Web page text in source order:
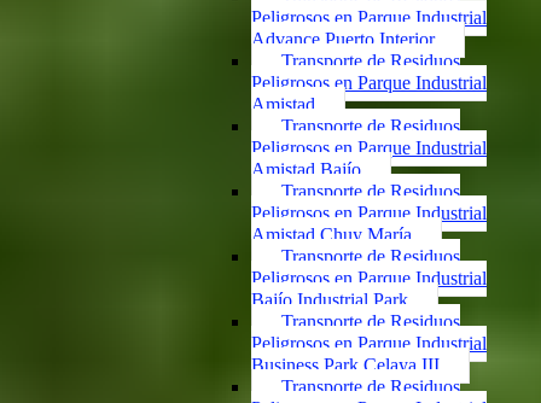
Peligrosos en Parque Industrial
Advance Puerto Interior
Transporte de Residuos
Peligrosos en Parque Industrial
Amistad
Transporte de Residuos
Peligrosos en Parque Industrial
Amistad Bajío
Transporte de Residuos
Peligrosos en Parque Industrial
Amistad Chuy María
Transporte de Residuos
Peligrosos en Parque Industrial
Bajío Industrial Park
Transporte de Residuos
Peligrosos en Parque Industrial
Business Park Celaya III
Transporte de Residuos